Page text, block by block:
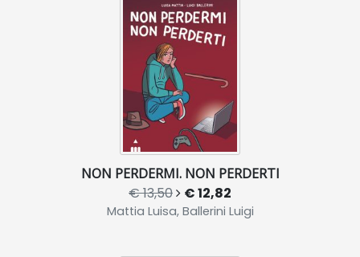
NON PERDERMI. NON PERDERTI
€ 13,50 € 12,82
Mattia Luisa, Ballerini Luigi